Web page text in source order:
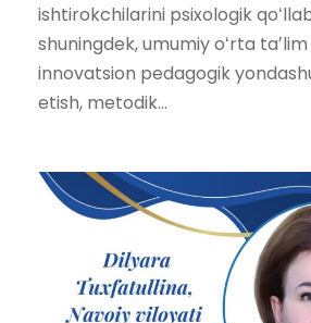
ishtirokchilarini psixologik
shuningdek, umumiy oʻrta
innovatsion pedagogik
etish, metodik...